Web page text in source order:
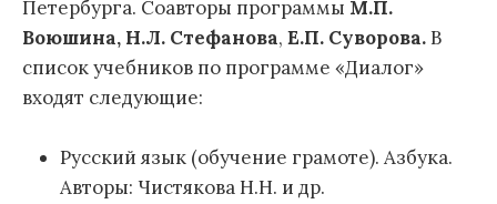
Петербурга. Соавторы программы М.П.
Воюшина, Н.Л. Стефанова, Е.П. Суворова.В
список учебников по программе «Диалог»
входят следующие:
Русский язык (обучение грамоте). Азбука.
Авторы: Чистякова Н.Н. и др.